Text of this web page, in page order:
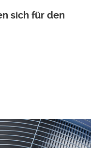
sich für den